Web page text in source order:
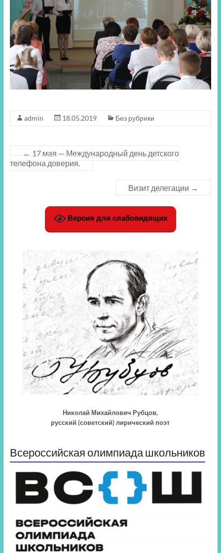
admin 18.05.2019 Без рубрики
← 17 мая — Международный день детского
телефона доверия.
Визит делегации →
Версия для слабовидящих
Николай Михайлович Рубцов,
русский (советский) лирический поэт
Всероссийская олимпиада школьников